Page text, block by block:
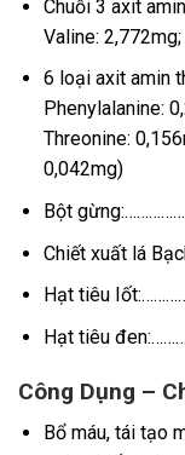
Chuỗi 3 axit
Valine:
6 loại axit amin
Phenylalanine:
Threonine:
0,042mg)
Bột
Chiết xuất lá
Hạt tiêu
Hạt tiêu
Công Dụng –
Bổ máu, tái tạo